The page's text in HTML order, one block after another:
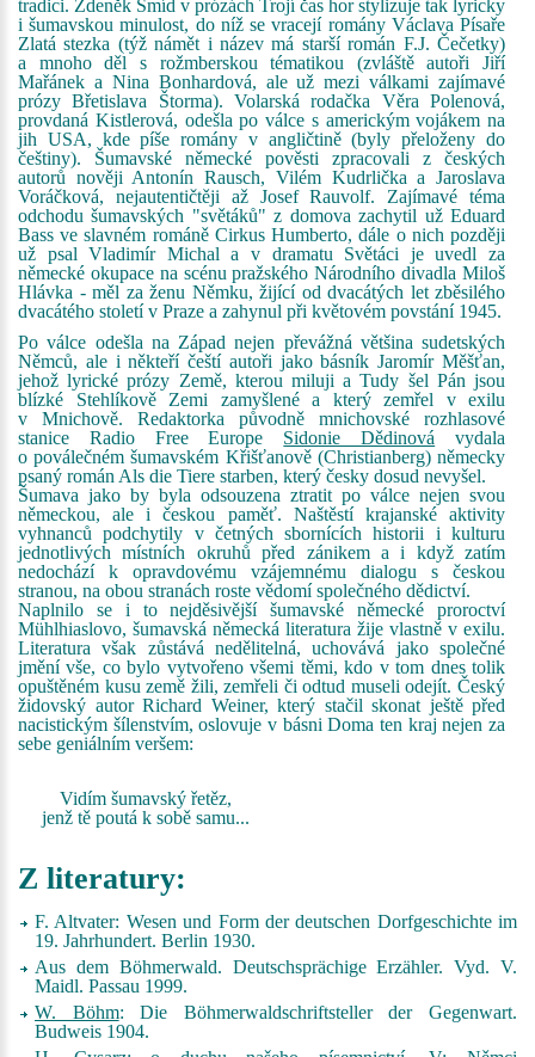
tradici. Zdeněk Šmíd v prózách Trojí čas hor stylizuje tak lyricky
i šumavskou minulost, do níž se vracejí romány Václava Písaře
Zlatá stezka (týž námět i název má starší román F.J. Čečetky)
a mnoho děl s rožmberskou tématikou (zvláště autoři Jiří
Mařánek a Nina Bonhardová, ale už mezi válkami zajímavé
prózy Břetislava Štorma). Volarská rodačka Věra Polenová,
provdaná Kistlerová, odešla po válce s americkým vojákem na
jih USA, kde píše romány v angličtině (byly přeloženy do
češtiny). Šumavské německé pověsti zpracovali z českých
autorů nověji Antonín Rausch, Vilém Kudrlička a Jaroslava
Voráčková, nejautentičtěji až Josef Rauvolf. Zajímavé téma
odchodu šumavských "světáků" z domova zachytil už Eduard
Bass ve slavném románě Cirkus Humberto, dále o nich později
už psal Vladimír Michal a v dramatu Světáci je uvedl za
německé okupace na scénu pražského Národního divadla Miloš
Hlávka - měl za ženu Němku, žijící od dvacátých let zběsilého
dvacátého století v Praze a zahynul při květovém povstání 1945.
Po válce odešla na Západ nejen převážná většina sudetských
Němců, ale i někteří čeští autoři jako básník Jaromír Měšťan,
jehož lyrické prózy Země, kterou miluji a Tudy šel Pán jsou
blízké Stehlíkově Zemi zamyšlené a který zemřel v exilu
v Mnichově. Redaktorka původně mnichovské rozhlasové
stanice Radio Free Europe Sidonie Dědinová vydala
o poválečném šumavském Křišťanově (Christianberg) německy
psaný román Als die Tiere starben, který česky dosud nevyšel.
Šumava jako by byla odsouzena ztratit po válce nejen svou
německou, ale i českou paměť. Naštěstí krajanské aktivity
vyhnanců podchytily v četných sbornících historii i kulturu
jednotlivých místních okruhů před zánikem a i když zatím
nedochází k opravdovému vzájemnému dialogu s českou
stranou, na obou stranách roste vědomí společného dědictví.
Naplnilo se i to nejděsivější šumavské německé proroctví
Mühlhiaslovo, šumavská německá literatura žije vlastně v exilu.
Literatura však zůstává nedělitelná, uchovává jako společné
jmění vše, co bylo vytvořeno všemi těmi, kdo v tom dnes tolik
opuštěném kusu země žili, zemřeli či odtud museli odejít. Český
židovský autor Richard Weiner, který stačil skonat ještě před
nacistickým šílenstvím, oslovuje v básni Doma ten kraj nejen za
sebe geniálním veršem:
Vidím šumavský řetěz,
jenž tě poutá k sobě samu...
Z literatury:
F. Altvater: Wesen und Form der deutschen Dorfgeschichte im
19. Jahrhundert. Berlin 1930.
Aus dem Böhmerwald. Deutschsprächige Erzähler. Vyd. V.
Maidl. Passau 1999.
W. Böhm:Die Böhmerwaldschriftsteller der Gegenwart.
Budweis 1904.